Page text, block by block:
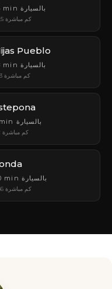
25 min بالسيارة
22.5 كم مباشرة
Pueblo
58 min بالسيارة
53.3 كم مباشرة
5 min بالسيارة
4.2 كم مباشرة
40 min بالسيارة
36.6 كم مباشرة